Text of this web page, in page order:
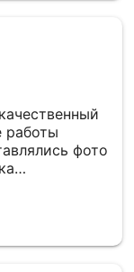
и
работы
фото